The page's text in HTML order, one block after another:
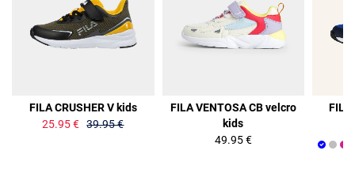
FILA CRUSHER V kids
25.95 € 39.95 €
FILA VENTOSA CB velcro
kids
49.95 €
FILA